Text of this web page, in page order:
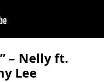
– Nelly ft.
Lee